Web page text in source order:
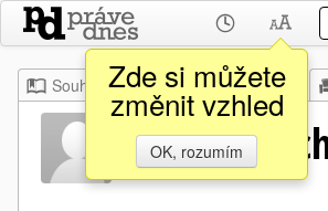
Zde si můžete
změnit vzhled
OK, rozumím
Souhrn Moje Z domova
Markus